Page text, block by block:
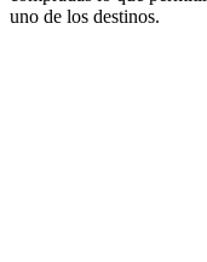
uno de los destinos.